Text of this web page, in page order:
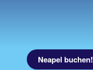
Neapel buchen!